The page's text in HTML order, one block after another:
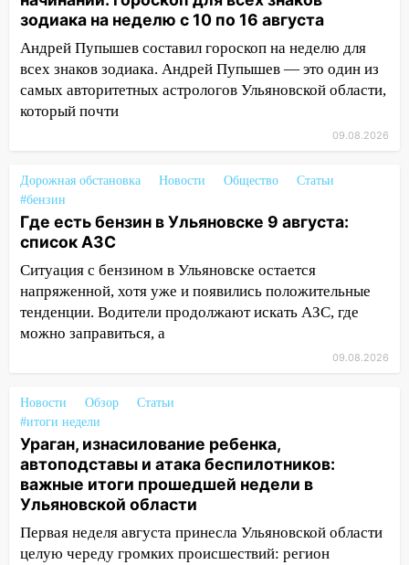
Ульяновск: дерево рухнуло на дом на
Орджоникидзе
13:47 На Нижней Террасе мощным
ветром вырвало дерево с корнем
13:46
Сильный ветер сорвал крышу с
13:35 Непогода продолжает бить по
транспорту: в Ульяновске трамвай
сошёл с рельсов
13:22
Упавшие деревья перекрыли
дороги в Ульяновске: фото
13:17 Непогода в Ульяновске не
закончится сегодня: сильные ливни
житель Вешкаймского района похитил у
знакомого 191 тысячу рублей
13:14 Ураган оторвал светофор на
проспекте Филатова в Ульяновске
13:12 Дерево пробило крышу дома на
Новгородской в Ульяновске и рухнуло
на электрощит
зодиака на неделю с 10 по 16 августа
Андрей Пупышев составил гороскоп на неделю для
всех знаков зодиака. Андрей Пупышев — это один из
самых авторитетных астрологов Ульяновской области,
который почти
09.08.2026
Дорожная обстановка Новости Общество
Статьи
#бензин
Где есть бензин в Ульяновске 9 августа:
список АЗС
Ситуация с бензином в Ульяновске остается
напряженной, хотя уже и появились положительные
тенденции. Водители продолжают искать АЗС, где
можно заправиться, а
09.08.2026
Новости Обзор
Статьи
#итоги недели
Ураган, изнасилование ребенка,
автоподставы и атака беспилотников:
важные итоги прошедшей недели в
Ульяновской области
Первая неделя августа принесла Ульяновской области
целую череду громких происшествий: регион